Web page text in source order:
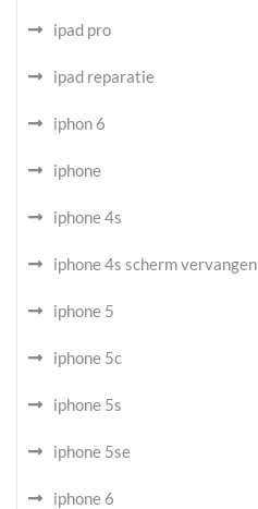
ipad pro
ipad reparatie
iphon 6
iphone
iphone 4s
iphone 4s scherm vervangen
iphone 5
iphone 5c
iphone 5s
iphone 5se
iphone 6